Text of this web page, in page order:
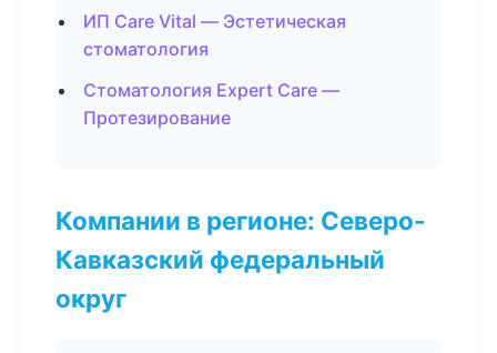
ИП Care Vital — Эстетическая
стоматология
Стоматология Expert Care —
Протезирование
Компании в регионе: Северо-
Кавказский федеральный
округ